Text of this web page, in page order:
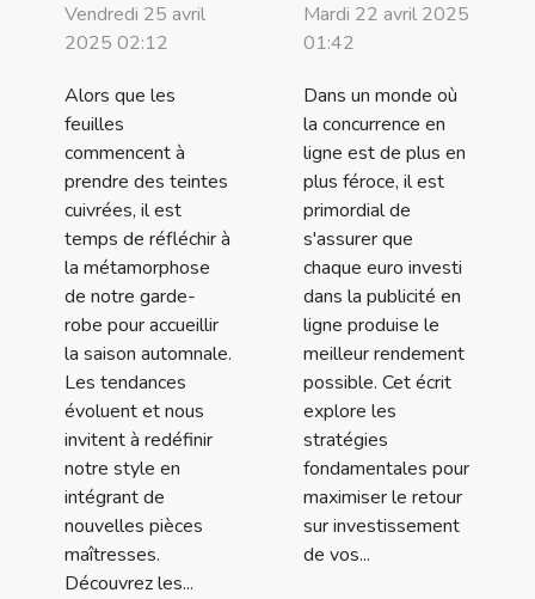
Vendredi 25 avril
2025 02:12
Alors que les
feuilles
commencent à
prendre des teintes
cuivrées, il est
temps de réfléchir à
la métamorphose
de notre garde-
robe pour accueillir
la saison automnale.
Les tendances
évoluent et nous
invitent à redéfinir
notre style en
intégrant de
nouvelles pièces
maîtresses.
Découvrez les...
Mardi 22 avril 2025
01:42
Dans un monde où
la concurrence en
ligne est de plus en
plus féroce, il est
primordial de
s'assurer que
chaque euro investi
dans la publicité en
ligne produise le
meilleur rendement
possible. Cet écrit
explore les
stratégies
fondamentales pour
maximiser le retour
sur investissement
de vos...